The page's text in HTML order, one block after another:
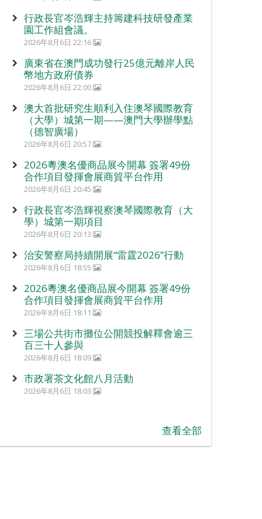
行政長官岑浩輝主持籌建科技研發產業
園工作組會議。
2026年8月6日 22:16
廣東省在澳門成功發行25億元離岸人民
幣地方政府債券
2026年8月6日 22:00
澳大首批研究生順利入住澳琴國際教育
（大學）城第一期——澳門大學辦學點
（德智廣場）
2026年8月6日 20:57
2026粵澳名優商品展今開幕 簽署49份
合作項目發揮會展商貿平台作用
2026年8月6日 20:45
行政長官岑浩輝視察澳琴國際教育（大
學）城第一期項目
2026年8月6日 20:13
治安警察局持續開展“雷霆2026”行動
2026年8月6日 18:55
2026粵澳名優商品展今開幕 簽署49份
合作項目發揮會展商貿平台作用
2026年8月6日 18:11
三場公共街市攤位公開競投解釋會逾三
百三十人參與
2026年8月6日 18:09
市政署茶文化館八月活動
2026年8月6日 18:03
查看全部